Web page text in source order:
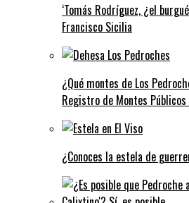
‘Tomás Rodríguez, ¿el
Francisco Sicilia
¿Qué montes de Los
Registro de Montes
¿Conoces la estela de